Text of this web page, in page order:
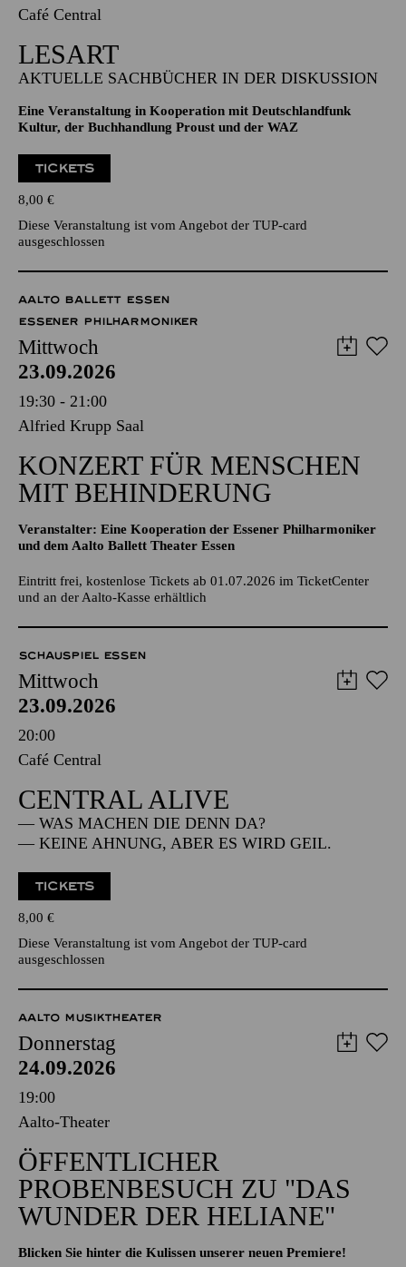
Café Central
LESART
AKTUELLE SACHBÜCHER IN DER DISKUSSION
Eine Veranstaltung in Kooperation mit Deutschlandfunk
Kultur, der Buchhandlung Proust und der WAZ
TICKETS
8,00 €
Diese Veranstaltung ist vom Angebot der TUP-card
ausgeschlossen
AALTO BALLETT ESSEN
ESSENER PHILHARMONIKER
Mittwoch
23.09.2026
19:30 - 21:00
Alfried Krupp Saal
KONZERT FÜR MENSCHEN
MIT BEHINDERUNG
Veranstalter: Eine Kooperation der Essener Philharmoniker
und dem Aalto Ballett Theater Essen
Eintritt frei, kostenlose Tickets ab 01.07.2026 im TicketCenter
und an der Aalto-Kasse erhältlich
SCHAUSPIEL ESSEN
Mittwoch
23.09.2026
20:00
Café Central
CENTRAL ALIVE
— WAS MACHEN DIE DENN DA?
— KEINE AHNUNG, ABER ES WIRD GEIL.
TICKETS
8,00 €
Diese Veranstaltung ist vom Angebot der TUP-card
ausgeschlossen
AALTO MUSIKTHEATER
Donnerstag
24.09.2026
19:00
Aalto-Theater
ÖFFENTLICHER
PROBENBESUCH ZU "DAS
WUNDER DER HELIANE"
Blicken Sie hinter die Kulissen unserer neuen Premiere!